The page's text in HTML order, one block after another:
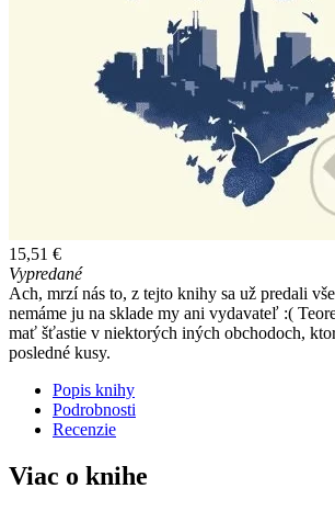
15,51 €
Vypredané
Ach, mrzí nás to, z tejto knihy sa už predali
nemáme ju na sklade my ani vydavateľ :(
mať šťastie v niektorých iných obchodoch,
posledné kusy.
Popis knihy
Podrobnosti
Recenzie
Viac o knihe